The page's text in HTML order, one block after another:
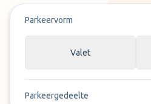
Parkeervorm
Valet
Parkeergedeelte